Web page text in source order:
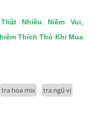
Nhiều Niềm Vui,
Thích Thú Khi Mua
tra hoa mix
tra ngũ vị